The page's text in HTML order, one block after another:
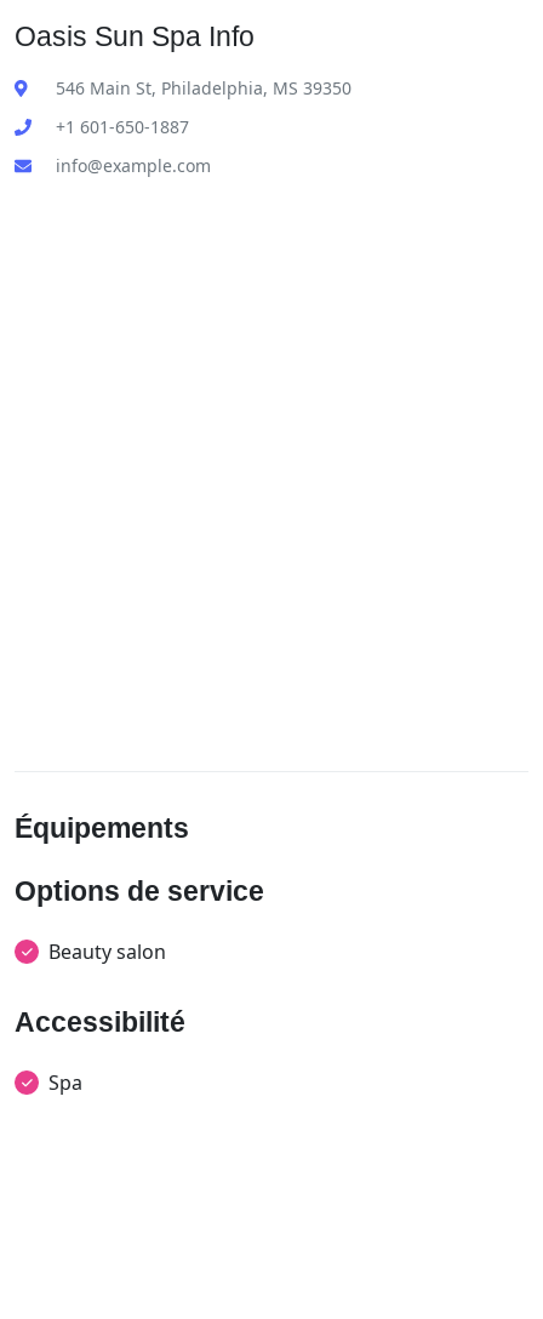
Oasis Sun Spa Info
546 Main St, Philadelphia, MS 39350
+1 601-650-1887
info@example.com
Équipements
Options de service
Beauty salon
Accessibilité
Spa